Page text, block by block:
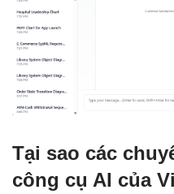
Tại sao các
công cụ AI của